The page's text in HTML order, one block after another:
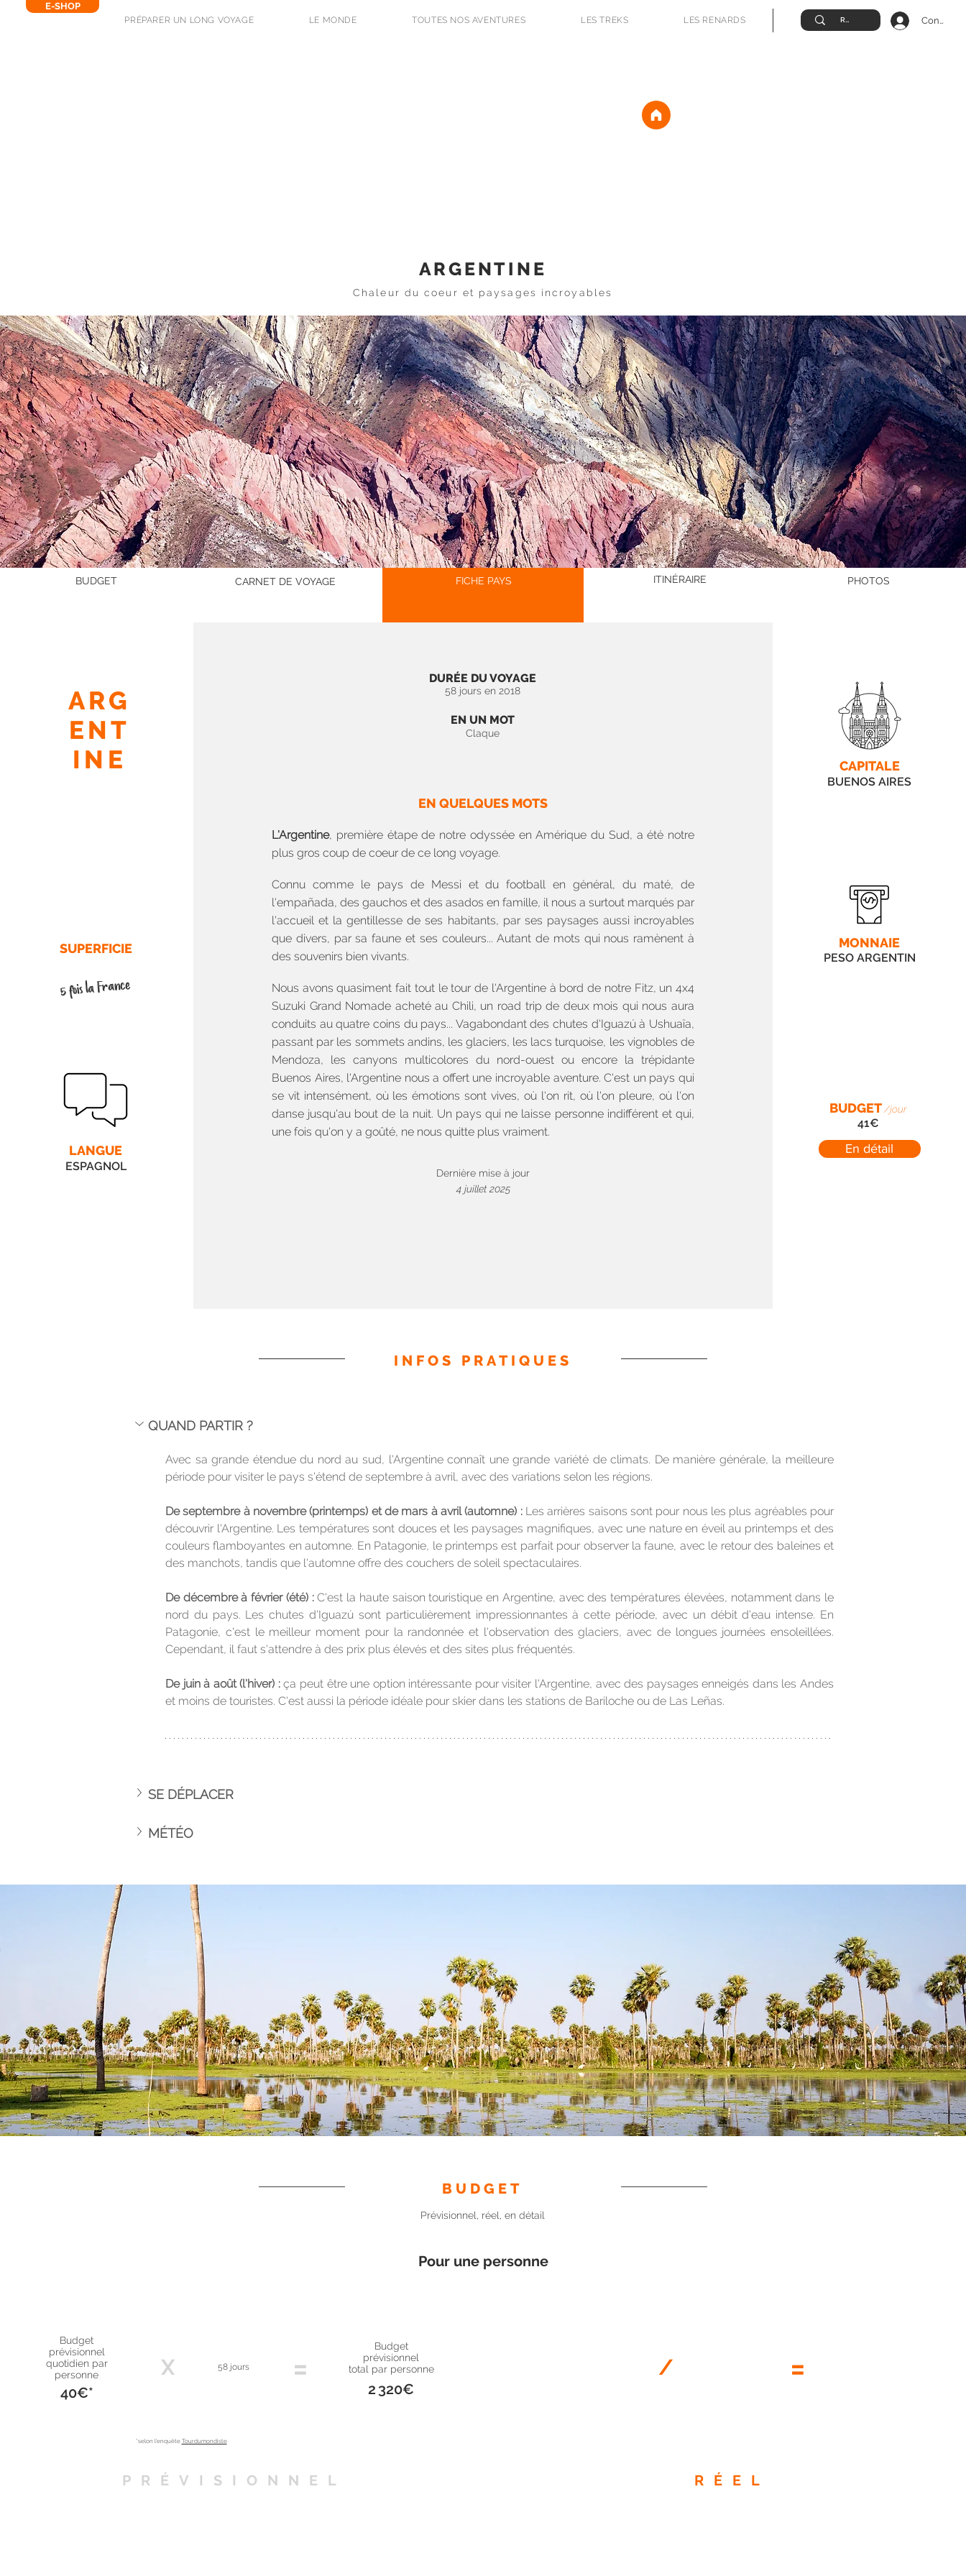
E-SHOP
PRÉPARER UN LONG VOYAGE LE MONDE TOUTES NOS AVENTURES LES TREKS LES RENARDS
ARGENTINE
Chaleur du coeur et paysages incroyables
BUDGET CARNET DE VOYAGE FICHE PAYS ITINÉRAIRE PHOTOS
ARG
ENT
INE
SUPERFICIE
5 fois la France
LANGUE
ESPAGNOL
DURÉE DU VOYAGE
58 jours en 2018
EN UN MOT
Claque
EN QUELQUES MOTS
L'Argentine, première étape de notre odyssée en Amérique du Sud, a été notre
plus gros coup de coeur de ce long voyage.
Connu comme le pays de Messi et du football en général, du maté, de
l'empañada, des gauchos et des asados en famille, il nous a surtout marqués par
l'accueil et la gentillesse de ses habitants, par ses paysages aussi incroyables
que divers, par sa faune et ses couleurs... Autant de mots qui nous ramènent à
des souvenirs bien vivants.
Nous avons quasiment fait tout le tour de l'Argentine à bord de notre Fitz, un 4x4
Suzuki Grand Nomade acheté au Chili, un road trip de deux mois qui nous aura
conduits au quatre coins du pays... Vagabondant des chutes d'Iguazú à Ushuaïa,
passant par les sommets andins, les glaciers, les lacs turquoise, les vignobles de
Mendoza, les canyons multicolores du nord-ouest ou encore la trépidante
Buenos Aires, l'Argentine nous a offert une incroyable aventure. C'est un pays qui
se vit intensément, où les émotions sont vives, où l'on rit, où l'on pleure, où l'on
danse jusqu'au bout de la nuit. Un pays qui ne laisse personne indifférent et qui,
une fois qu'on y a goûté, ne nous quitte plus vraiment.
Dernière mise à jour
4 juillet 2025
CAPITALE
BUENOS AIRES
MONNAIE
PESO ARGENTIN
BUDGET/jour
41€
En détail
INFOS PRATIQUES
QUAND PARTIR ?
Avec sa grande étendue du nord au sud, l'Argentine connaît une grande variété de climats. De manière générale, la meilleure
période pour visiter le pays s'étend de septembre à avril, avec des variations selon les régions.
De septembre à novembre (printemps) et de mars à avril (automne) : Les arrières saisons sont pour nous les plus agréables pour
découvrir l'Argentine. Les températures sont douces et les paysages magnifiques, avec une nature en éveil au printemps et des
couleurs flamboyantes en automne. En Patagonie, le printemps est parfait pour observer la faune, avec le retour des baleines et
des manchots, tandis que l'automne offre des couchers de soleil spectaculaires.
De décembre à février (été) : C'est la haute saison touristique en Argentine, avec des températures élevées, notamment dans le
nord du pays. Les chutes d'Iguazú sont particulièrement impressionnantes à cette période, avec un débit d'eau intense. En
Patagonie, c'est le meilleur moment pour la randonnée et l'observation des glaciers, avec de longues journées ensoleillées.
Cependant, il faut s'attendre à des prix plus élevés et des sites plus fréquentés.
De juin à août (l'hiver) : ça peut être une option intéressante pour visiter l'Argentine, avec des paysages enneigés dans les Andes
et moins de touristes. C'est aussi la période idéale pour skier dans les stations de Bariloche ou de Las Leñas.
SE DÉPLACER
MÉTÉO
BUDGET
Prévisionnel, réel, en détail
Pour une personne
Budget
prévisionnel
quotidien par
personne
40€*
X 58 jours =
Budget
prévisionnel
total par personne
2 320€
/ =
*selon l'enquête Tourdumondiste
PRÉVISIONNEL RÉEL